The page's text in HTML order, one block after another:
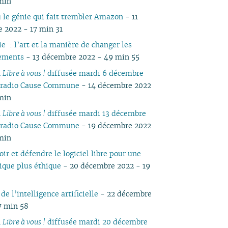
02
02
01
01
01
01
01
04
02
01
03
02
02
01
le génie qui fait trembler Amazon - 11
2022 - 17 min 31
: l’art et la manière de changer les
- 13 décembre 2022 - 49 min 55
Libre à vous ! diffusée mardi 6 décembre
Cause Commune - 14 décembre 2022
Libre à vous ! diffusée mardi 13 décembre
Cause Commune - 19 décembre 2022
et défendre le logiciel libre pour une
plus éthique - 20 décembre 2022 - 19
de l’intelligence artificielle - 22 décembre
min 58
Libre à vous ! diffusée mardi 20 décembre